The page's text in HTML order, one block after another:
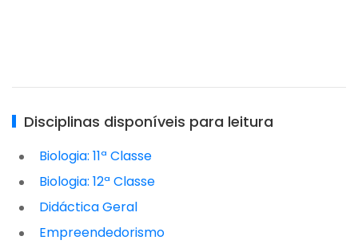
Disciplinas disponíveis para leitura
Biologia: 11ª Classe
Biologia: 12ª Classe
Didáctica Geral
Empreendedorismo